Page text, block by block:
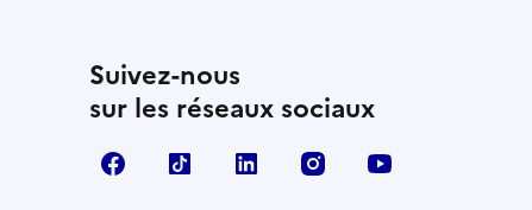
Suivez-nous
sur les réseaux sociaux
FacebookTikTok Linkedin Instagram